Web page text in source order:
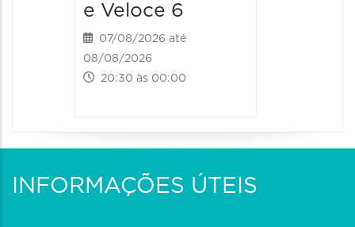
e Veloce 6
07/08/2026 até
08/08/2026
20:30 às 00:00
INFORMAÇÕES ÚTEIS